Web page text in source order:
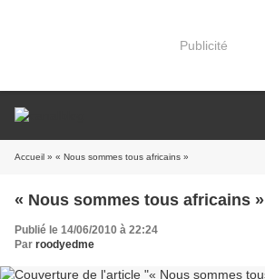
Publicité
Accueil » « Nous sommes tous africains »
« Nous sommes tous africains »
Publié le 14/06/2010 à 22:24
Par roodyedme